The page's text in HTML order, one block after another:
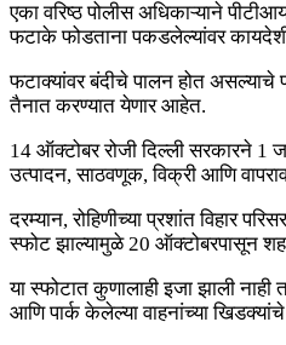
एका वरिष्ठ पोलीस अधिकाऱ्याने
फटाके फोडताना पकडलेल्यांवर
फटाक्यांवर बंदीचे पालन होत असल्याचे
तैनात करण्यात येणार आहेत.
14 ऑक्टोबर रोजी दिल्ली सरकारने 1
उत्पादन, साठवणूक, विक्री आणि
दरम्यान, रोहिणीच्या प्रशांत विहार
स्फोट झाल्यामुळे 20 ऑक्टोबरपासून
या स्फोटात कुणालाही इजा झाली नाही
आणि पार्क केलेल्या वाहनांच्या